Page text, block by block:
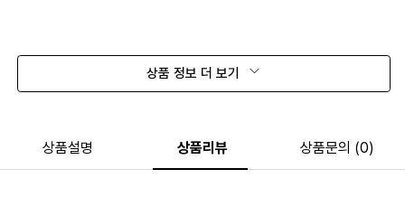
상품 정보 더 보기
상품설명 상품리뷰 상품문의 (0)